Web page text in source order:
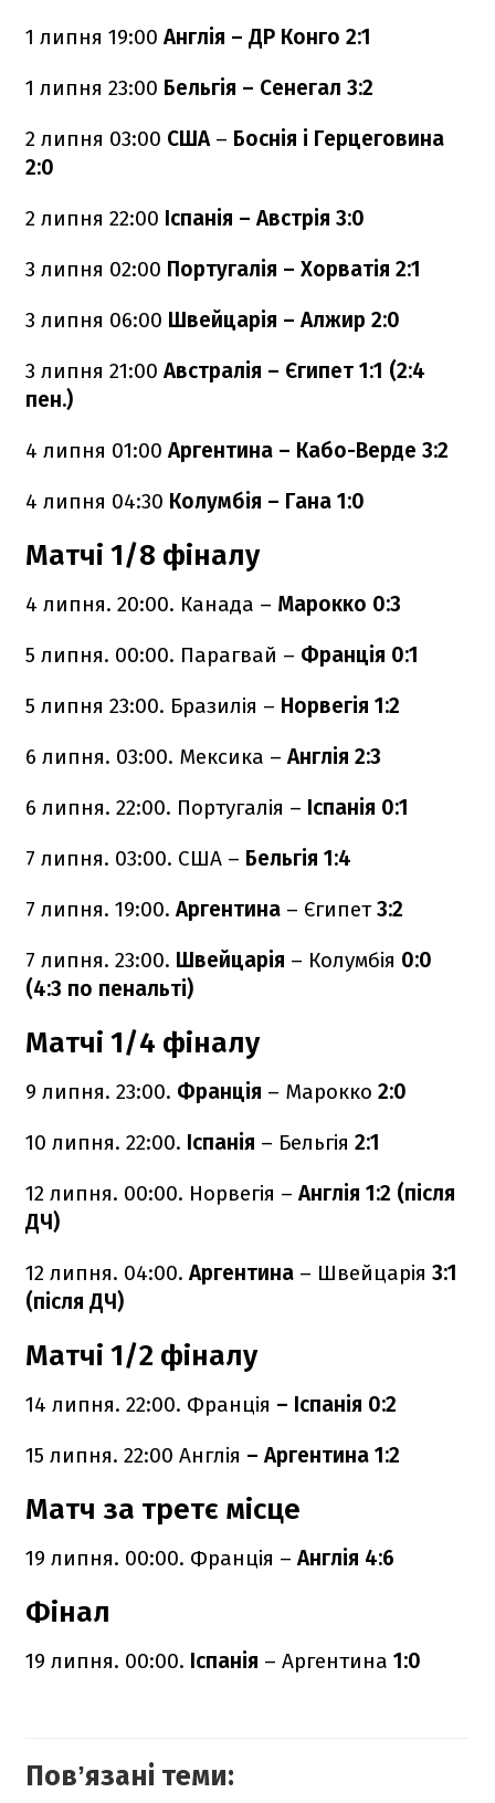
1 липня 19:00 Англія – ДР Конго 2:1
1 липня 23:00 Бельгія – Сенегал 3:2
2 липня 03:00 США – Боснія і Герцеговина
2:0
2 липня 22:00 Іспанія – Австрія 3:0
3 липня 02:00 Португалія – Хорватія 2:1
3 липня 06:00 Швейцарія – Алжир 2:0
3 липня 21:00 Австралія – Єгипет 1:1 (2:4
пен.)
4 липня 01:00 Аргентина – Кабо-Верде 3:2
4 липня 04:30 Колумбія – Гана 1:0
Матчі 1/8 фіналу
4 липня. 20:00. Канада – Марокко 0:3
5 липня. 00:00. Парагвай – Франція 0:1
5 липня 23:00. Бразилія – Норвегія 1:2
6 липня. 03:00. Мексика – Англія 2:3
6 липня. 22:00. Португалія – Іспанія 0:1
7 липня. 03:00. США – Бельгія 1:4
7 липня. 19:00. Аргентина – Єгипет3:2
7 липня. 23:00. Швейцарія – Колумбія 0:0
(4:3 по пенальті)
Матчі 1/4 фіналу
9 липня. 23:00. Франція – Марокко 2:0
10 липня. 22:00. Іспанія – Бельгія 2:1
12 липня. 00:00. Норвегія – Англія 1:2 (після
ДЧ)
12 липня. 04:00. Аргентина – Швейцарія 3:1
(після ДЧ)
Матчі 1/2 фіналу
14 липня. 22:00. Франція – Іспанія 0:2
15 липня. 22:00 Англія – Аргентина 1:2
Матч за третє місце
19 липня. 00:00. Франція – Англія 4:6
Фінал
19 липня. 00:00. Іспанія – Аргентина 1:0
Повʼязані теми: